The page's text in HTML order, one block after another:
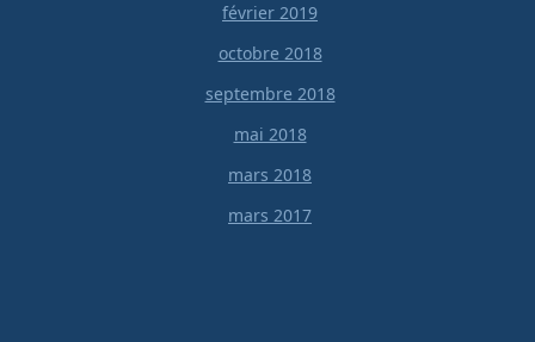
février 2019
octobre 2018
septembre 2018
mai 2018
mars 2018
mars 2017